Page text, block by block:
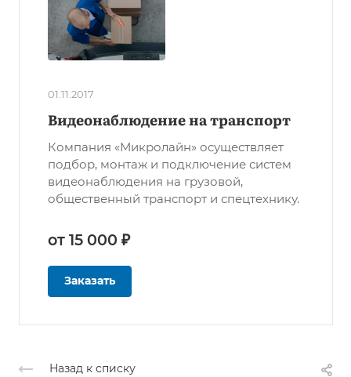
01.11.2017
Видеонаблюдение на транспорт
Компания «Микролайн» осуществляет
подбор, монтаж и подключение систем
видеонаблюдения на грузовой,
общественный транспорт и спецтехнику.
от 15 000 ₽
Заказать
Назад к списку